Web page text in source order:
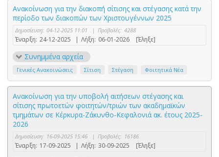
Ανακοίνωση για την διακοπή σίτισης και στέγασης κατά την
περίοδο των διακοπών των Χριστουγέννων 2025
Δημοσίευση: 04-12-2025 11:01 | Προβολές: 4288
Έναρξη: 24-12-2025 | Λήξη: 06-01-2026 [Έληξε]
Συνημμένα αρχεία
Γενικές Ανακοινώσεις Σίτιση Στέγαση Φοιτητικά Νέα
Ανακοίνωση για την υποβολή αιτήσεων στέγασης και
σίτισης πρωτοετών φοιτητών/τριών των ακαδημαϊκών
τμημάτων σε Κέρκυρα-Ζάκυνθο-Κεφαλονιά ακ. έτους 2025-
2026
Δημοσίευση: 16-09-2025 15:46 | Προβολές: 16186
Έναρξη: 17-09-2025 | Λήξη: 30-09-2025 [Έληξε]